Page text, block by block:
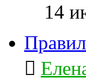
14